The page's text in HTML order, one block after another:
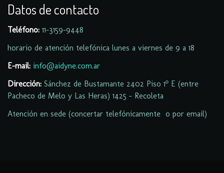
Datos de contacto
Teléfono: 11-3159-9448
horario de atención telefónica lunes a viernes de 9 a 18
E-mail: info@aidyne.com.ar
Dirección: Sánchez de Bustamante 2402 Piso 1º E (entre
Pacheco de Melo y Las Heras) 1425 - Recoleta
Atención en sede (concertar telefónicamente o por email)